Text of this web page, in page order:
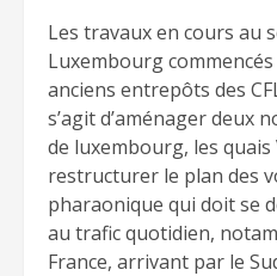
Les travaux en cours au
Luxembourg
anciens entrepôts des
s’agit d’aménager deux
de luxembourg, les quais
restructurer le plan des
pharaonique qui doit se
au trafic quotidien,
France, arrivant par le